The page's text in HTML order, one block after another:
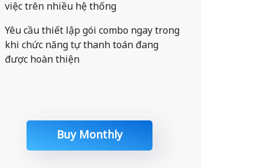
việc trên nhiều hệ thống
Yêu cầu thiết lập gói combo ngay trong
khi chức năng tự thanh toán đang
được hoàn thiện
Buy Monthly